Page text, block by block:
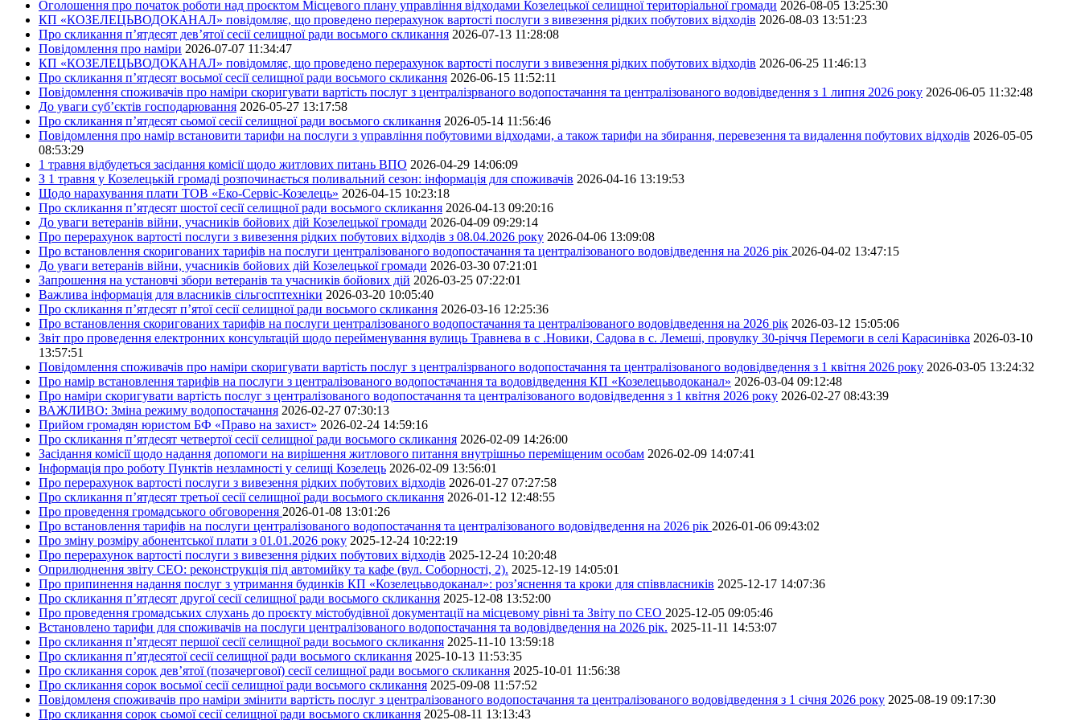
Оголошення про початок роботи над проєктом Місцевого плану управління відходами Козелецької селищної територіальної громади 2026-08-05 13:25:30
КП «КОЗЕЛЕЦЬВОДОКАНАЛ» повідомляє, що проведено перерахунок вартості послуги з вивезення рідких побутових відходів 2026-08-03 13:51:23
Про скликання п’ятдесят дев’ятої сесії селищної ради восьмого скликання 2026-07-13 11:28:08
Повідомлення про наміри 2026-07-07 11:34:47
КП «КОЗЕЛЕЦЬВОДОКАНАЛ» повідомляє, що проведено перерахунок вартості послуги з вивезення рідких побутових відходів 2026-06-25 11:46:13
Про скликання п’ятдесят восьмої сесії селищної ради восьмого скликання 2026-06-15 11:52:11
Повідомлення споживачів про наміри скоригувати вартість послуг з централізрваного водопостачання та централізованого водовідведення з 1 липня 2026 року 2026-06-05 11:32:48
До уваги суб’єктів господарювання 2026-05-27 13:17:58
Про скликання п’ятдесят сьомої сесії селищної ради восьмого скликання 2026-05-14 11:56:46
Повідомлення про намір встановити тарифи на послуги з управління побутовими відходами, а також тарифи на збирання, перевезення та видалення побутових відходів 2026-05-05
08:53:29
1 травня відбудеться засідання комісії щодо житлових питань ВПО 2026-04-29 14:06:09
З 1 травня у Козелецькій громаді розпочинається поливальний сезон: інформація для споживачів 2026-04-16 13:19:53
Щодо нарахування плати ТОВ «Еко-Сервіс-Козелець» 2026-04-15 10:23:18
Про скликання п’ятдесят шостої сесії селищної ради восьмого скликання 2026-04-13 09:20:16
До уваги ветеранів війни, учасників бойових дій Козелецької громади 2026-04-09 09:29:14
Про перерахунок вартості послуги з вивезення рідких побутових відходів з 08.04.2026 року 2026-04-06 13:09:08
Про встановлення скоригованих тарифів на послуги централізованого водопостачання та централізованого водовідведення на 2026 рік 2026-04-02 13:47:15
До уваги ветеранів війни, учасників бойових дій Козелецької громади 2026-03-30 07:21:01
Запрошення на установчі збори ветеранів та учасників бойових дій 2026-03-25 07:22:01
Важлива інформація для власників сільгосптехніки 2026-03-20 10:05:40
Про скликання п’ятдесят п’ятої сесії селищної ради восьмого скликання 2026-03-16 12:25:36
Про встановлення скоригованих тарифів на послуги централізованого водопостачання та централізованого водовідведення на 2026 рік 2026-03-12 15:05:06
Звіт про проведення електронних консультацій щодо перейменування вулиць Травнева в с .Новики, Садова в с. Лемеші, провулку 30-річчя Перемоги в селі Карасинівка 2026-03-10
13:57:51
Повідомлення споживачів про наміри скоригувати вартість послуг з централізрваного водопостачання та централізованого водовідведення з 1 квітня 2026 року 2026-03-05 13:24:32
Про намір встановлення тарифів на послуги з централізованого водопостачання та водовідведення КП «Козелецьводоканал» 2026-03-04 09:12:48
Про наміри скоригувати вартість послуг з централізованого водопостачання та централізованого водовідведення з 1 квітня 2026 року 2026-02-27 08:43:39
ВАЖЛИВО: Зміна режиму водопостачання 2026-02-27 07:30:13
Прийом громадян юристом БФ «Право на захист» 2026-02-24 14:59:16
Про скликання п’ятдесят четвертої сесії селищної ради восьмого скликання 2026-02-09 14:26:00
Засідання комісії щодо надання допомоги на вирішення житлового питання внутрішньо переміщеним особам 2026-02-09 14:07:41
Інформація про роботу Пунктів незламності у селищі Козелець 2026-02-09 13:56:01
Про перерахунок вартості послуги з вивезення рідких побутових відходів 2026-01-27 07:27:58
Про скликання п’ятдесят третьої сесії селищної ради восьмого скликання 2026-01-12 12:48:55
Про проведення громадського обговорення 2026-01-08 13:01:26
Про встановлення тарифів на послуги централізованого водопостачання та централізованого водовідведення на 2026 рік 2026-01-06 09:43:02
Про зміну розміру абонентської плати з 01.01.2026 року 2025-12-24 10:22:19
Про перерахунок вартості послуги з вивезення рідких побутових відходів 2025-12-24 10:20:48
Оприлюднення звіту СЕО: реконструкція під автомийку та кафе (вул. Соборності, 2). 2025-12-19 14:05:01
Про припинення надання послуг з утримання будинків КП «Козелецьводоканал»: роз’яснення та кроки для співвласників 2025-12-17 14:07:36
Про скликання п’ятдесят другої сесії селищної ради восьмого скликання 2025-12-08 13:52:00
Про проведення громадських слухань до проєкту містобудівної документації на місцевому рівні та Звіту по СЕО 2025-12-05 09:05:46
Встановлено тарифи для споживачів на послуги централізованого водопостачання та водовідведення на 2026 рік. 2025-11-11 14:53:07
Про скликання п’ятдесят першої сесії селищної ради восьмого скликання 2025-11-10 13:59:18
Про скликання п’ятдесятої сесії селищної ради восьмого скликання 2025-10-13 11:53:35
Про скликання сорок дев’ятої (позачергової) сесії селищної ради восьмого скликання 2025-10-01 11:56:38
Про скликання сорок восьмої сесії селищної ради восьмого скликання 2025-09-08 11:57:52
Повідомленя споживачів про наміри змінити вартість послуг з централізованого водопостачання та централізованого водовідведення з 1 січня 2026 року 2025-08-19 09:17:30
Про скликання сорок сьомої сесії селищної ради восьмого скликання 2025-08-11 13:13:43